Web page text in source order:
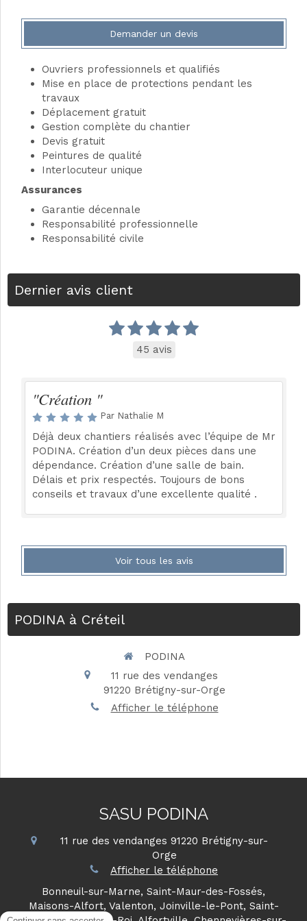
Demander un devis
Ouvriers professionnels et qualifiés
Mise en place de protections pendant les
travaux
Déplacement gratuit
Gestion complète du chantier
Devis gratuit
Peintures de qualité
Interlocuteur unique
Assurances
Garantie décennale
Responsabilité professionnelle
Responsabilité civile
Dernier avis client
45 avis
"Création "
Par Nathalie M
Déjà deux chantiers réalisés avec l’équipe de Mr
PODINA. Création d’un deux pièces dans une
dépendance. Création d’une salle de bain.
Délais et prix respectés. Toujours de bons
conseils et travaux d’une excellente qualité .
Voir tous les avis
PODINA à Créteil
PODINA
11 rue des vendanges
91220 Brétigny-sur-Orge
Afficher le téléphone
SASU PODINA
11 rue des vendanges 91220 Brétigny-sur-
Orge
Afficher le téléphone
Bonneuil-sur-Marne, Saint-Maur-des-Fossés,
Maisons-Alfort, Valenton, Joinville-le-Pont, Saint-